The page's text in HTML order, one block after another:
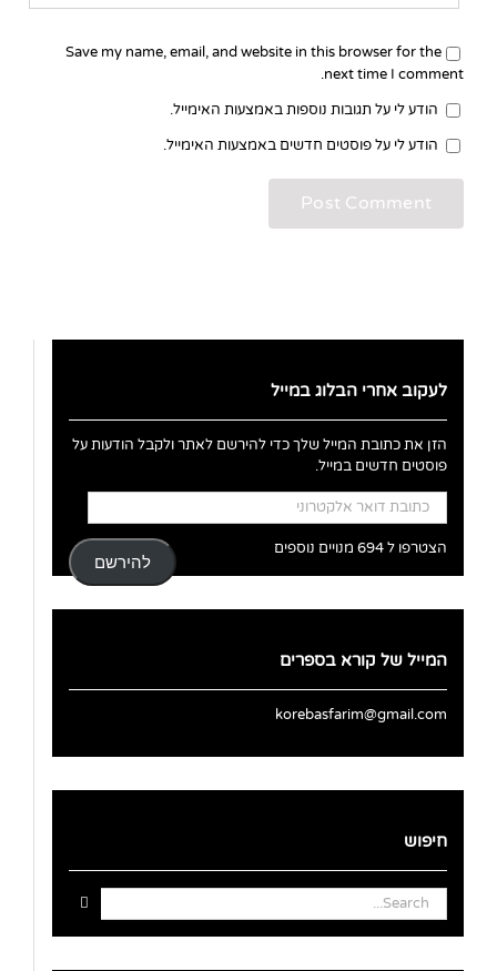
Save my name, email, and website in this browser for the
next time I comment.
הודע לי על תגובות נוספות באמצעות האימייל.
הודע לי על פוסטים חדשים באמצעות האימייל.
לעקוב אחרי הבלוג במייל
הזן את כתובת המייל שלך כדי להירשם לאתר ולקבל הודעות על
פוסטים חדשים במייל.
כתובת
דואר
אלקטרוני
להירשם
הצטרפו ל 694 מנויים נוספים
המייל של קורא בספרים
korebasfarim@gmail.com
חיפוש
Search
for: